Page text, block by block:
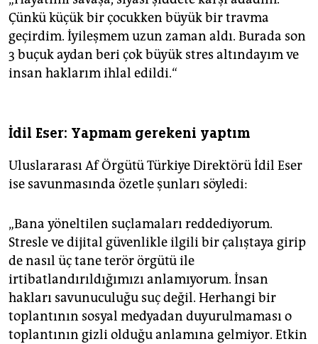
Çünkü küçük bir çocukken büyük bir travma
geçirdim. İyileşmem uzun zaman aldı. Burada son
3 buçuk aydan beri çok büyük stres altındayım ve
insan haklarım ihlal edildi.“
İdil Eser: Yapmam gerekeni yaptım
Uluslararası Af Örgütü Türkiye Direktörü İdil Eser
ise savunmasında özetle şunları söyledi:
„Bana yöneltilen suçlamaları reddediyorum.
Stresle ve dijital güvenlikle ilgili bir çalıştaya girip
de nasıl üç tane terör örgütü ile
irtibatlandırıldığımızı anlamıyorum. İnsan
hakları savunuculuğu suç değil. Herhangi bir
toplantının sosyal medyadan duyurulmaması o
toplantının gizli olduğu anlamına gelmiyor. Etkin